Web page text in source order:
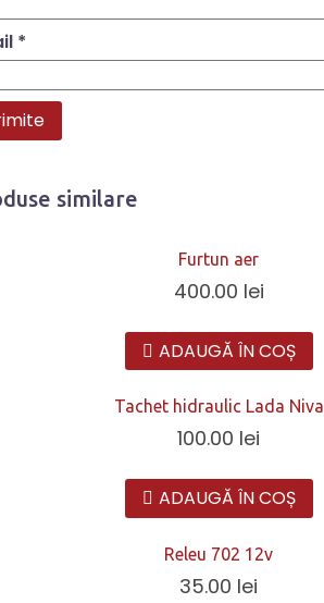
*
similare
Furtun aer
400.00 lei
ADAUGĂ ÎN COȘ
Tachet hidraulic Lada Niva
100.00 lei
ADAUGĂ ÎN COȘ
Releu 702 12v
35.00 lei